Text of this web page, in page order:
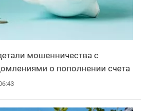
мошенничества с
о пополнении счета